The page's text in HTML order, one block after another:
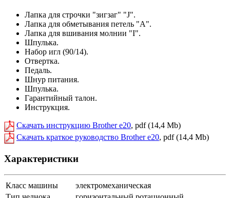
Лапка для строчки "зигзаг" "J".
Лапка для обметывания петель "А".
Лапка для вшивания молнии "I".
Шпулька.
Набор игл (90/14).
Отвертка.
Педаль.
Шнур питания.
Шпулька.
Гарантийный талон.
Инструкция.
Скачать инструкцию Brother e20, pdf (14,4 Mb)
Скачать краткое руководство Brother e20, pdf (14,4 Mb)
Характеристики
Класс машины
электромеханическая